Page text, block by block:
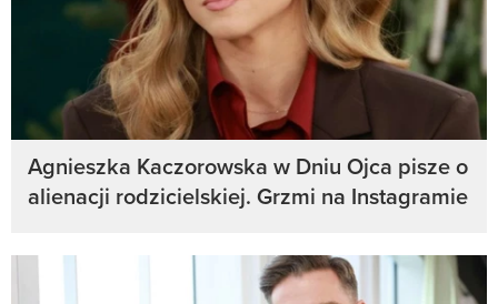
Agnieszka Kaczorowska w Dniu Ojca pisze o
alienacji rodzicielskiej. Grzmi na Instagramie